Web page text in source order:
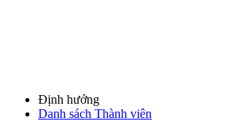
Định hướng
Danh sách Thành viên